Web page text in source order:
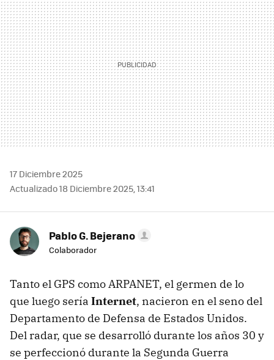
17 Diciembre 2025
Actualizado 18 Diciembre 2025, 13:41
Pablo G. Bejerano
Colaborador
Tanto el GPS como ARPANET, el germen de lo
que luego sería Internet, nacieron en el seno del
Departamento de Defensa de Estados Unidos.
Del radar, que se desarrolló durante los años 30 y
se perfeccionó durante la Segunda Guerra